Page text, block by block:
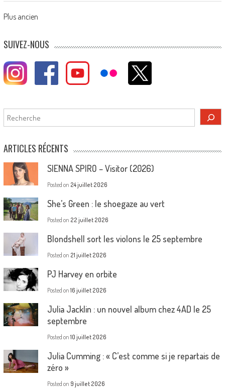
Posts
navigation
Plus ancien
SUIVEZ-NOUS
Rechercher
ARTICLES RÉCENTS
SIENNA SPIRO – Visitor (2026)
Posted on 24 juillet 2026
She’s Green : le shoegaze au vert
Posted on 22 juillet 2026
Blondshell sort les violons le 25 septembre
Posted on 21 juillet 2026
PJ Harvey en orbite
Posted on 16 juillet 2026
Julia Jacklin : un nouvel album chez 4AD le 25
septembre
Posted on 10 juillet 2026
Julia Cumming : « C’est comme si je repartais de
zéro »
Posted on 9 juillet 2026